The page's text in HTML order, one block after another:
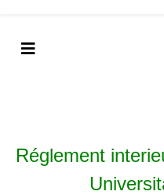
Réglement